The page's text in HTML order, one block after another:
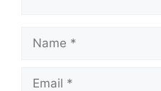
Name
Email